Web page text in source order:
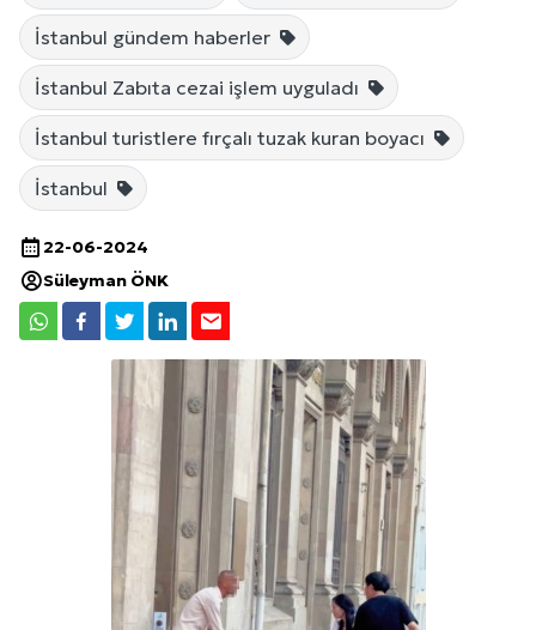
İstanbul gündem haberler
İstanbul Zabıta cezai işlem uyguladı
İstanbul turistlere fırçalı tuzak kuran boyacı
İstanbul
22-06-2024
Süleyman ÖNK